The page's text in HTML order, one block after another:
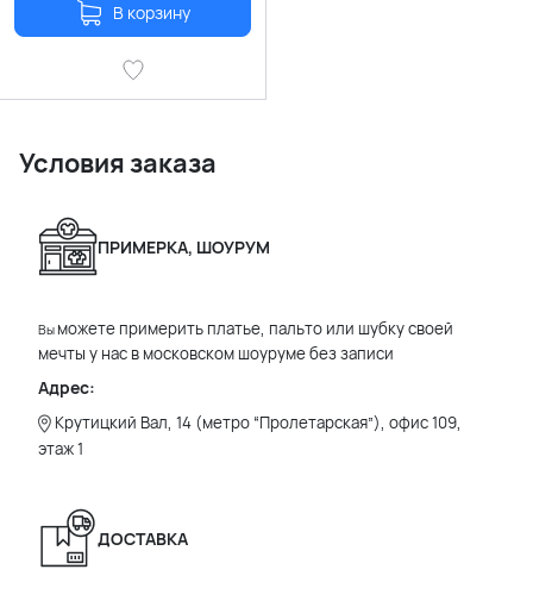
В корзину
Условия заказа
ПРИМЕРКА, ШОУРУМ
Вы можете примерить платье, пальто или шубку своей
мечты у нас в московском шоуруме без записи
Адрес:
Крутицкий Вал, 14 (метро “Пролетарская”), офис 109,
этаж 1
ДОСТАВКА